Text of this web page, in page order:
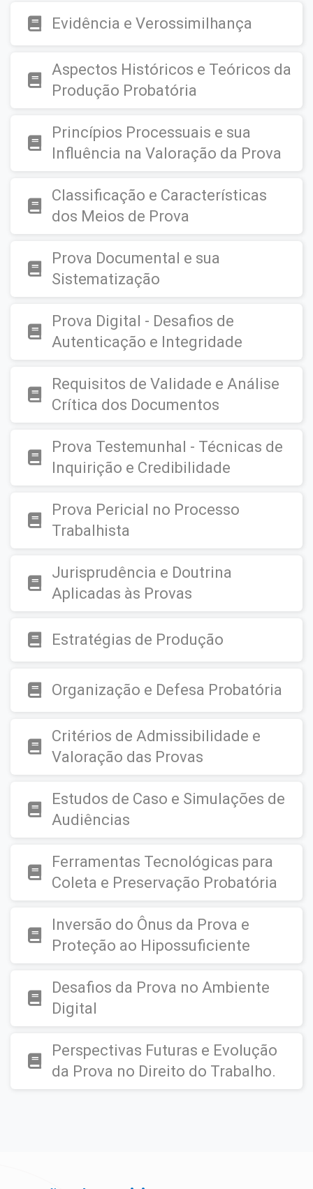
Evidência e Verossimilhança
Aspectos Históricos e Teóricos da
Produção Probatória
Princípios Processuais e sua
Influência na Valoração da Prova
Classificação e Características
dos Meios de Prova
Prova Documental e sua
Sistematização
Prova Digital - Desafios de
Autenticação e Integridade
Requisitos de Validade e Análise
Crítica dos Documentos
Prova Testemunhal - Técnicas de
Inquirição e Credibilidade
Prova Pericial no Processo
Trabalhista
Jurisprudência e Doutrina
Aplicadas às Provas
Estratégias de Produção
Organização e Defesa Probatória
Critérios de Admissibilidade e
Valoração das Provas
Estudos de Caso e Simulações de
Audiências
Ferramentas Tecnológicas para
Coleta e Preservação Probatória
Inversão do Ônus da Prova e
Proteção ao Hipossuficiente
Desafios da Prova no Ambiente
Digital
Perspectivas Futuras e Evolução
da Prova no Direito do Trabalho.